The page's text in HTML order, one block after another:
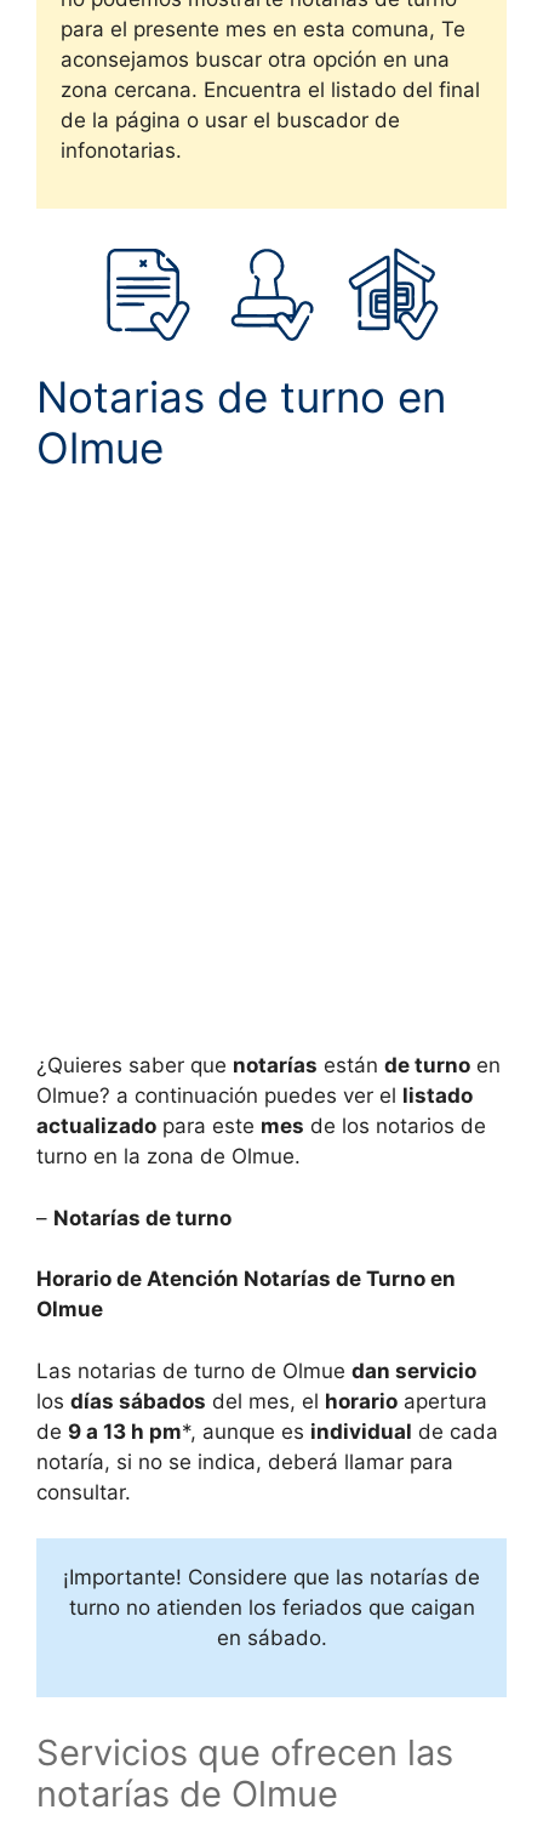
para el presente mes en esta comuna, Te
aconsejamos buscar otra opción en una
zona cercana. Encuentra el listado del final
de la página o usar el buscador de
infonotarias.
Notarias de turno en
Olmue
¿Quieres saber que notarías están de turno en
Olmue? a continuación puedes ver el listado
actualizado para este mes de los notarios de
turno en la zona de Olmue.
– Notarías de turno
Horario de Atención Notarías de Turno en
Olmue
Las notarias de turno de Olmue dan servicio
los días sábados del mes, el horario apertura
de 9 a 13 h pm*, aunque es individual de cada
notaría, si no se indica, deberá llamar para
consultar.
¡Importante! Considere que las notarías de
turno no atienden los feriados que caigan
en sábado.
Servicios que ofrecen las
notarías de Olmue